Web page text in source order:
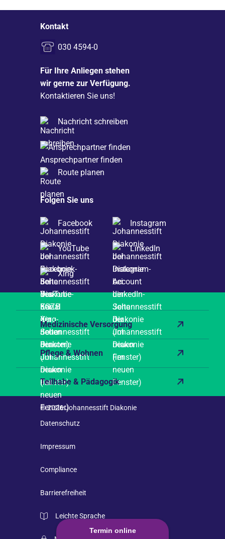
Termin online
Kontakt
030 4594-0
Für Ihre Anliegen stehen
wir gerne zur Verfügung.
Kontaktieren Sie uns!
Nachricht schreiben
Ansprechpartner finden
Route planen
Folgen Sie uns
Facebook Instagram
YouTube LinkedIn
Xing
Medizinische Versorgung
Pflege & Wohnen
Teilhabe & Pädagogik
© 2026 Johannesstift Diakonie
Datenschutz
Impressum
Compliance
Barrierefreiheit
Leichte Sprache